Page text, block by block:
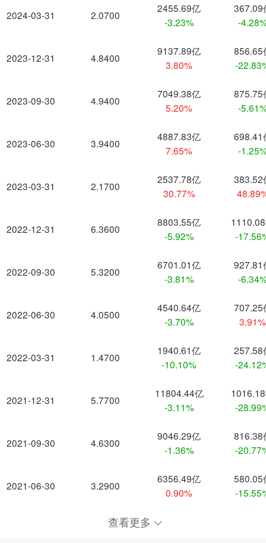
2024-03-31
2023-12-31
2023-09-30
2023-06-30
2023-03-31
2022-12-31
2022-09-30
2022-06-30
2022-03-31
2021-12-31
2021-09-30
2021-06-30
2.0700
2455.69亿
-3.23%
367.09
-
4.8400
9137.89亿
3.80%
856.65
-
4.9400
7049.38亿
5.20%
875.75
-
3.9400
4887.83亿
7.65%
698.41
-
2.1700
2537.78亿
30.77%
383.52
6.3600
8803.55亿
-5.92%
-
5.3200
6701.01亿
-3.81%
927.81
-
4.0500
4540.64亿
-3.70%
707.25
3.91%
1.4700
1940.61亿
-10.10%
257.58
-
5.7700
11804.44亿
-3.11%
-
4.6300
9046.29亿
-1.36%
816.38
-
3.2900
6356.49亿
0.90%
580.05
-
查看更多